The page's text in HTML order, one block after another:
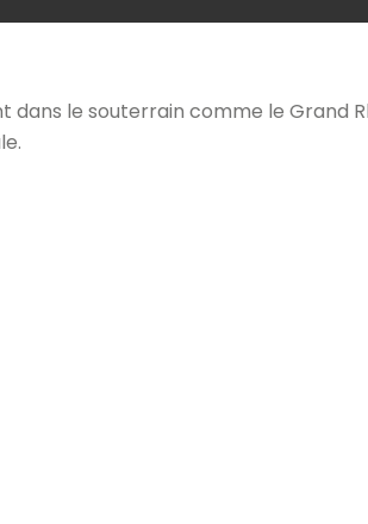
dans le souterrain comme le Grand